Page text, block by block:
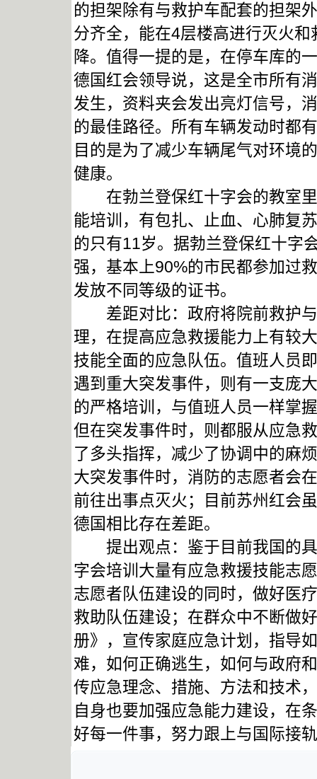
的担架除有与救护车配套的担架
分齐全，能在4层楼高进行灭火
降。值得一提的是，在停车库的
德国红会领导说，这是全市所有
发生，资料夹会发出亮灯信号，
的最佳路径。所有车辆发动时都
目的是为了减少车辆尾气对环境
健康。
在勃兰登保红十字会的教室里
能培训，有包扎、止血、心肺复
的只有11岁。据勃兰登保红十字
强，基本上90%的市民都参加过
发放不同等级的证书。
差距对比：政府将院前救护与
理，在提高应急救援能力上有较
技能全面的应急队伍。值班人员
遇到重大突发事件，则有一支庞
的严格培训，与值班人员一样掌
但在突发事件时，则都服从应急
了多头指挥，减少了协调中的麻
大突发事件时，消防的志愿者会
前往出事点灭火；目前苏州红会
德国相比存在差距。
提出观点：鉴于目前我国的具
字会培训大量有应急救援技能志
志愿者队伍建设的同时，做好医
救助队伍建设；在群众中不断做
册》，宣传家庭应急计划，指导
难，如何正确逃生，如何与政府
传应急理念、措施、方法和技术
自身也要加强应急能力建设，在
好每一件事，努力跟上与国际接